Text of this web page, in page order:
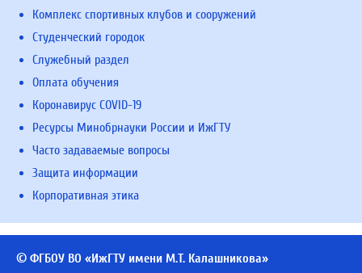
Комплекс спортивных клубов и сооружений
Студенческий городок
Служебный раздел
Оплата обучения
Коронавирус COVID-19
Ресурсы Минобрнауки России и ИжГТУ
Часто задаваемые вопросы
Защита информации
Корпоративная этика
© ФГБОУ ВО «ИжГТУ имени М.Т. Калашникова»